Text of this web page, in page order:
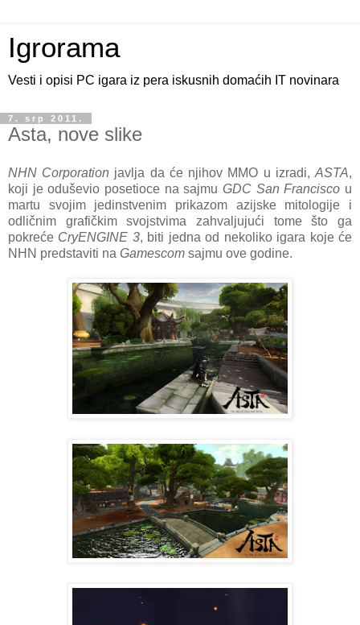
Igrorama
Vesti i opisi PC igara iz pera iskusnih domaćih IT novinara
7. srp 2011.
Asta, nove slike
NHN Corporation javlja da će njihov MMO u izradi,ASTA,
koji je oduševio posetioce na sajmu GDC San Francisco u
martu svojim jedinstvenim prikazom azijske mitologije i
odličnim grafičkim svojstvima zahvaljujući tome što ga
pokreće CryENGINE 3, biti jedna od nekoliko igara koje će
NHN predstaviti na Gamescom sajmu ove godine.